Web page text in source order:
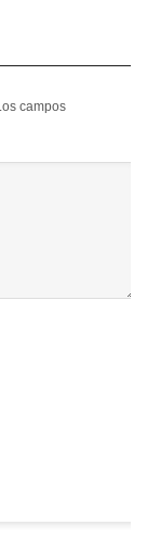
campos